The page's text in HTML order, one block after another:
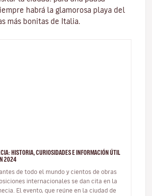
habrá la glamorosa playa del
más bonitas de Italia.
HISTORIA, CURIOSIDADES E INFORMACIÓN ÚTIL
2024
de todo el mundo y cientos de obras
internacionales se dan cita en la
la ciudad de